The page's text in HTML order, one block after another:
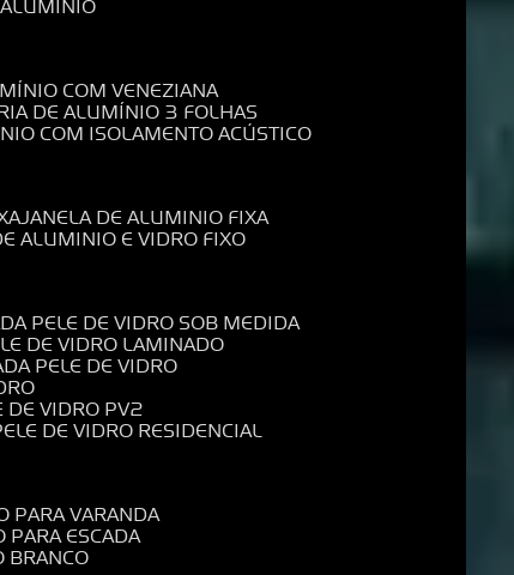
COM VENEZIANA
DE ALUMÍNIO 3 FOLHAS
COM ISOLAMENTO ACÚSTICO
JANELA DE ALUMINIO FIXA
ALUMINIO E VIDRO FIXO
PELE DE VIDRO SOB MEDIDA
DE VIDRO LAMINADO
PELE DE VIDRO
DE VIDRO PV2
PELE DE VIDRO RESIDENCIAL
PARA VARANDA
PARA ESCADA
BRANCO